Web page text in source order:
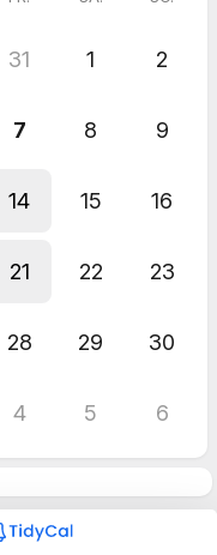
31 1 2
7 8 9
14 15 16
21 22 23
28 29 30
4 5 6